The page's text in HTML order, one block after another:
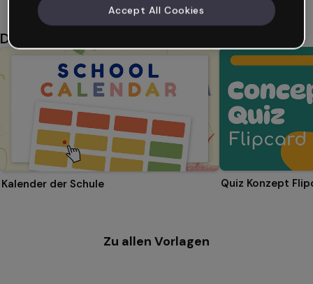
Das könnte dir auch gefallen
Kalender der Schule Quiz Konzept
Zu allen Vorlagen
Accept All Cookies